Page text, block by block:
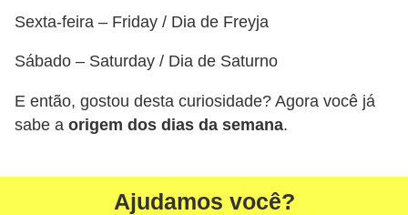
Sexta-feira – Friday / Dia de Freyja
Sábado – Saturday / Dia de Saturno
E então, gostou desta curiosidade? Agora você já
sabe a origem dos dias da semana.
Ajudamos você?
G
r
a
l